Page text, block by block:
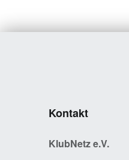
Kontakt
KlubNetz e.V.